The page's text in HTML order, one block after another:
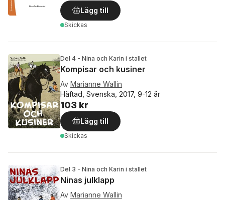
Lägg till
Skickas
Del 4 - Nina och Karin i stallet
Kompisar och kusiner
Av Marianne Wallin
Häftad, Svenska, 2017, 9-12 år
103 kr
Lägg till
Skickas
Del 3 - Nina och Karin i stallet
Ninas julklapp
Av Marianne Wallin